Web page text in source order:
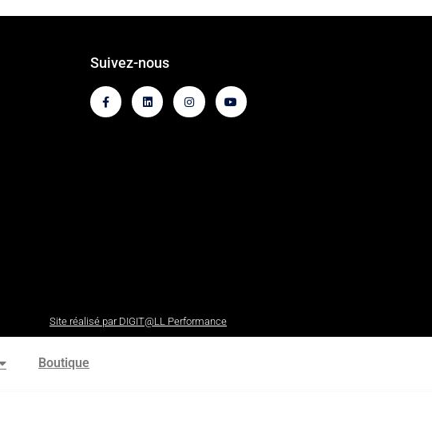
Suivez-nous
Site réalisé par DIGIT@LL Performance
Boutique